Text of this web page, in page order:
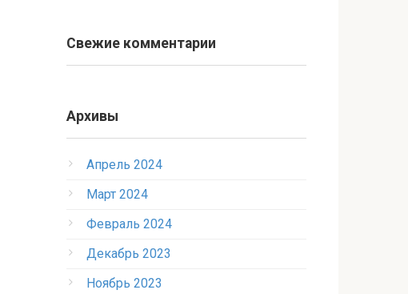
Свежие комментарии
Архивы
Апрель 2024
Март 2024
Февраль 2024
Декабрь 2023
Ноябрь 2023